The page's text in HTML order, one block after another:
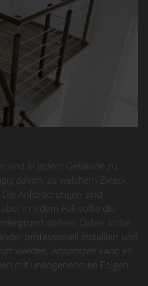
sind in jedem Gebäude zu
davon, zu welchem Zweck
Anforderungen sind
in jedem Fall sollte die
stehen. Daher sollte
professionell installiert und
werden. Ansonsten kann es
mit unangenehmen Folgen